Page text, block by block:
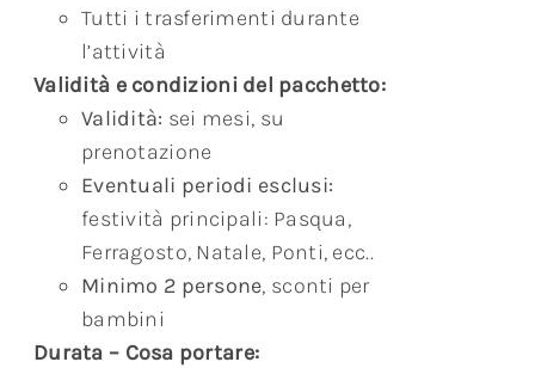
Tutti i trasferimenti durante
l’attività
Validità e condizioni del pacchetto:
Validità: sei mesi, su
prenotazione
Eventuali periodi esclusi:
festività principali: Pasqua,
Ferragosto, Natale, Ponti, ecc..
Minimo 2 persone, sconti per
bambini
Durata – Cosa portare: